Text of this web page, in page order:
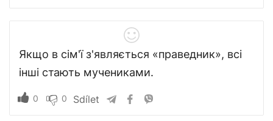
Якщо в сім'ї з'являється «праведник», всі
інші стають мучениками.
0 0 Sdílet